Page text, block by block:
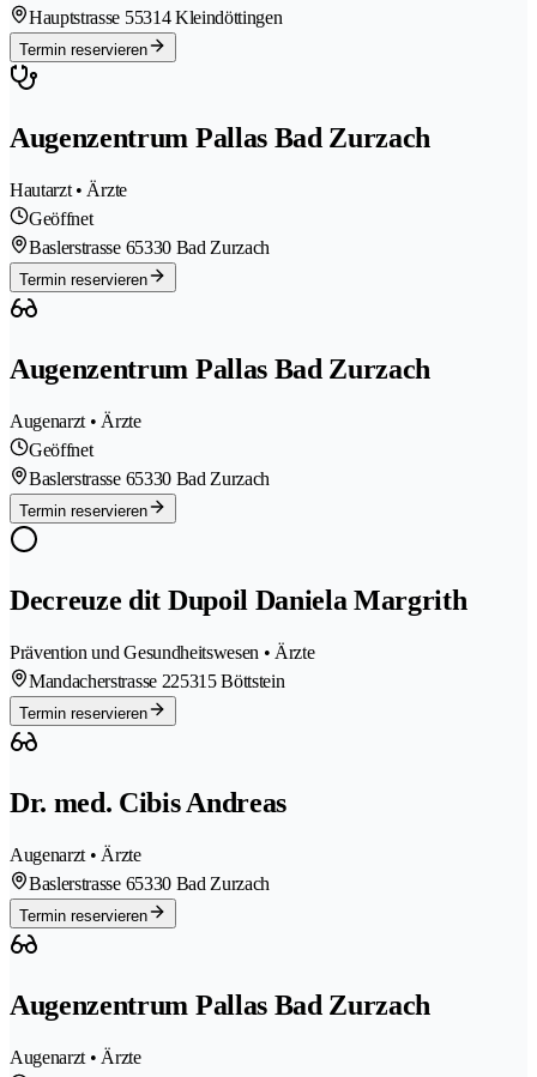
Hauptstrasse 55314 Kleindöttingen
Termin reservieren
Augenzentrum Pallas Bad Zurzach
Hautarzt • Ärzte
Geöffnet
Baslerstrasse 65330 Bad Zurzach
Termin reservieren
Augenzentrum Pallas Bad Zurzach
Augenarzt • Ärzte
Geöffnet
Baslerstrasse 65330 Bad Zurzach
Termin reservieren
Decreuze dit Dupoil Daniela Margrith
Prävention und Gesundheitswesen • Ärzte
Mandacherstrasse 225315 Böttstein
Termin reservieren
Dr. med. Cibis Andreas
Augenarzt • Ärzte
Baslerstrasse 65330 Bad Zurzach
Termin reservieren
Augenzentrum Pallas Bad Zurzach
Augenarzt • Ärzte